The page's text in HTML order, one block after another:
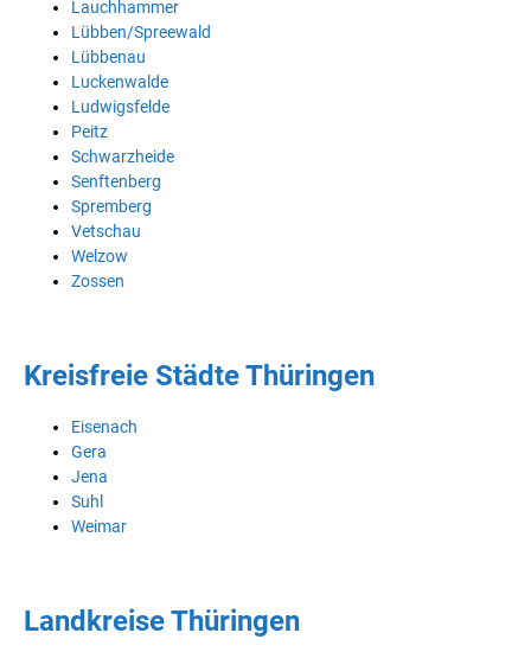
Lauchhammer
Lübben/Spreewald
Lübbenau
Luckenwalde
Ludwigsfelde
Peitz
Schwarzheide
Senftenberg
Spremberg
Vetschau
Welzow
Zossen
Kreisfreie Städte Thüringen
Eisenach
Gera
Jena
Suhl
Weimar
Landkreise Thüringen